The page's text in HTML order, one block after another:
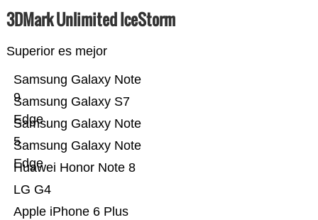
3DMark Unlimited IceStorm
Superior es mejor
Apple iPhone 6 Plus
LG G4
Huawei Honor Note 8
Samsung Galaxy Note
Edge
Samsung Galaxy Note
5
Samsung Galaxy S7
Edge
Samsung Galaxy Note
9